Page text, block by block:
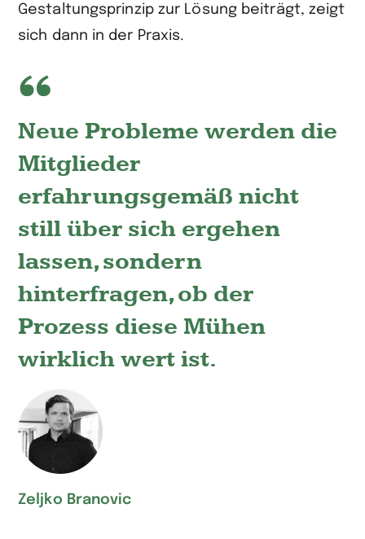
Gestaltungsprinzip zur Lösung beiträgt, zeigt
sich dann in der Praxis.
Neue Probleme werden die
Mitglieder
erfahrungsgemäß nicht
still über sich ergehen
lassen, sondern
hinterfragen, ob der
Prozess diese Mühen
wirklich wert ist.
Zeljko Branovic